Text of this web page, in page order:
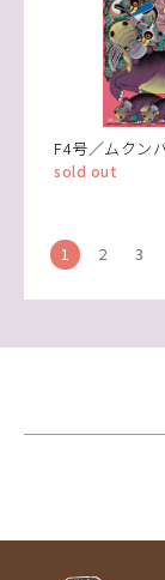
F4号／ムクン
sold out
1 2 3